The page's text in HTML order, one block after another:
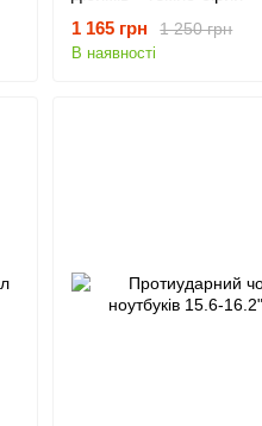
1 250 грн
1 165 грн
В наявності